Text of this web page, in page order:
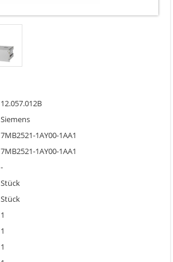
12.057.012B
Siemens
7MB2521-1AY00-1AA1
7MB2521-1AY00-1AA1
-
Stück
Stück
1
1
1